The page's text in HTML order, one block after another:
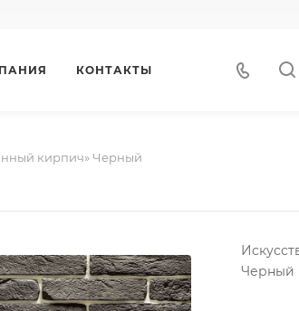
КОНТАКТЫ
кирпич» Черный
Черный